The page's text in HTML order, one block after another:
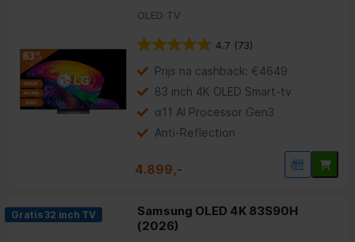
OLED TV
4.7 (73)
Prijs na cashback: €4649
83 inch 4K OLED Smart-tv
α11 AI Processor Gen3
Anti-Reflection
4.899,-
Gratis 32 inch TV
Samsung OLED 4K 83S90H
(2026)